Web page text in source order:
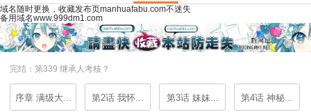
域名随时更换，收藏发布页manhuafabu.com不迷失
备用域名www.999dm1.com
完结：第339 继承人考核？
序章 满级大... 第2话 我怀... 第3话 妹妹... 第4话 神秘...